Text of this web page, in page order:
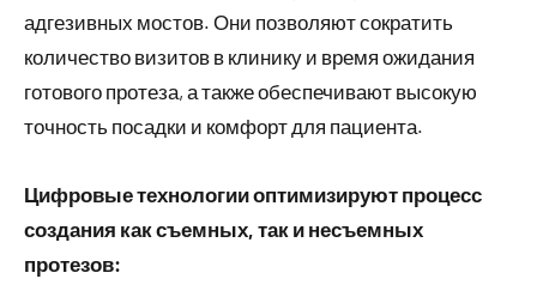
адгезивных мостов. Они позволяют сократить
количество визитов в клинику и время ожидания
готового протеза, а также обеспечивают высокую
точность посадки и комфорт для пациента.
Цифровые технологии оптимизируют процесс
создания как съемных, так и несъемных
протезов: